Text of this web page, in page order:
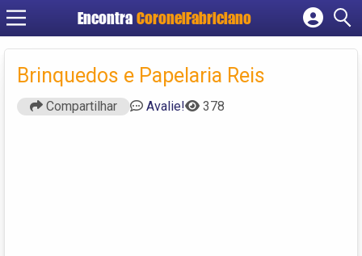
Encontra CoronelFabriciano
Cadastrar empresa
Criar conta
Brinquedos e Papelaria Reis‎
Compartilhar Avalie! 378